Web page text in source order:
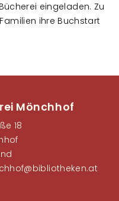
eingeladen. Zu
ihre Buchstart
Mönchhof
18